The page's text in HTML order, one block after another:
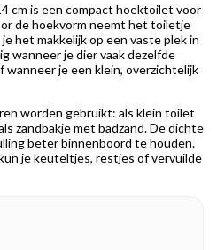
cm is een compact hoektoilet voor
de hoekvorm neemt het toiletje
het makkelijk op een vaste plek in
wanneer je dier vaak dezelfde
je een klein, overzichtelijk
worden gebruikt: als klein toilet
zandbakje met badzand. De dichte
beter binnenboord te houden.
je keuteltjes, restjes of vervuilde